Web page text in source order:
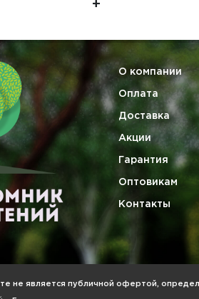
О компании
Оплата
Доставка
Акции
Гарантия
Оптовикам
Контакты
не является публичной офертой,